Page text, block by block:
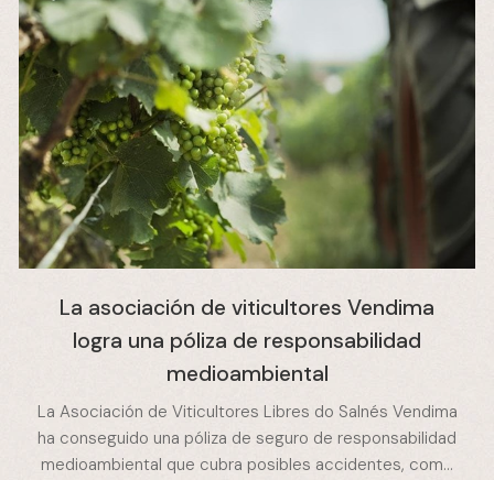
Rodríguez, tienen prev...
La asociación de viticultores Vendima
logra una póliza de responsabilidad
medioambiental
La Asociación de Viticultores Libres do Salnés Vendima
ha conseguido una póliza de seguro de responsabilidad
medioambiental que cubra posibles accidentes, como